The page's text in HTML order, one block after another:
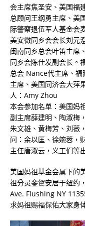
会主席焦圣安、美国福
总顾问王纲勇主席、美
际警察退伍军人基金会
美安微同乡会会长刘元
闽南同乡总会叶笛主席
同乡会陈仕发副会长。
总会 Nance代主席、福
主席、美国同济会大萍
人：Amy Zhou
本会参加名单：美国妈
副主席薛建明、陶淑梅
朱文雄、黄梅芳、刘薇
问：余以匡、徐婉蓉，
主任唐淑云，义工们等
美国妈祖基金会属下的
祖分灵銮鴐安居于纽约
Ave. Flushing NY
求妈祖赐福保佑大家身